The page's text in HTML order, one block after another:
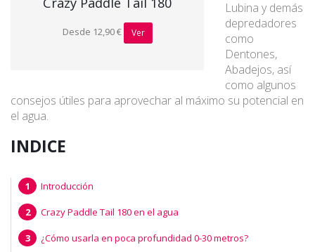
Desde 12,90 € Ver
Lubina y demás
depredadores
como
Dentones,
Abadejos, así
como algunos
consejos útiles para aprovechar al máximo su potencial en
el agua.
INDICE
Introducción
Crazy Paddle Tail 180 en el agua
¿Cómo usarla en poca profundidad 0-30 metros?